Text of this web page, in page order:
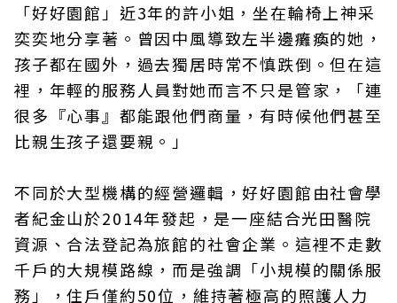
「好好園館」近3年的許小姐，坐在輪椅上神采
奕奕地分享著。曾因中風導致左半邊癱瘓的她，
孩子都在國外，過去獨居時常不慎跌倒。但在這
裡，年輕的服務人員對她而言不只是管家，「連
很多『心事』都能跟他們商量，有時候他們甚至
比親生孩子還要親。」
不同於大型機構的經營邏輯，好好園館由社會學
者紀金山於2014年發起，是一座結合光田醫院
資源、合法登記為旅館的社會企業。這裡不走數
千戶的大規模路線，而是強調「小規模的關係服
務」，住戶僅約50位，維持著極高的照護人力